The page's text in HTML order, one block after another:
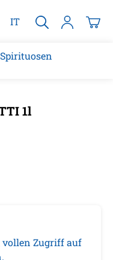
IT
Spirituosen
1l
vollen Zugriff auf